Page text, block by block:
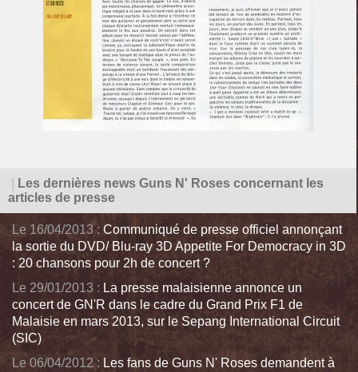
Les dernières news Guns N' Roses concernant les
articles de presse
Le 16/04/2013 : Communiqué de presse officiel annonçant
la sortie du DVD/ Blu-ray 3D Appetite For Democracy in 3D
: 20 chansons pour 2h de concert ?
Le 29/01/2013 : La presse malaisienne annonce un
concert de GN'R dans le cadre du Grand Prix F1 de
Malaisie en mars 2013, sur le Sepang International Circuit
(SIC)
Le 06/04/2012 : Les fans de Guns N' Roses demandent à